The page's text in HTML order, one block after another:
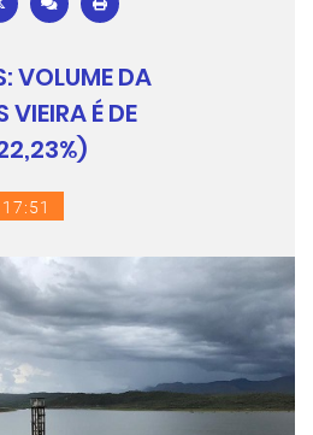
VOLUME DA
VIEIRA É DE
17:51